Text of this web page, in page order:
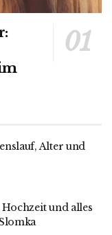
Alter und
und alles